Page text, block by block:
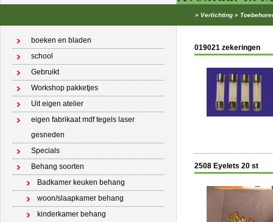
» Verlichting »
boeken en bladen
school
Gebruikt
Workshop pakketjes
Uit eigen atelier
eigen fabrikaat mdf tegels laser
gesneden
Specials
Behang soorten
Badkamer keuken behang
woon/slaapkamer behang
kinderkamer behang
019021 zekeringen
2508 Eyelets 20 st